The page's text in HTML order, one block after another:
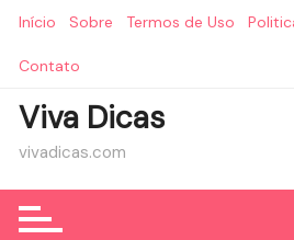
Início Sobre Termos de Uso
Contato
Viva Dicas
vivadicas.com